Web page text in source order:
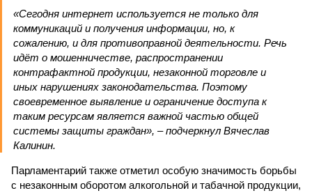
«Сегодня интернет используется не только для
коммуникаций и получения информации, но, к
сожалению, и для противоправной деятельности. Речь
идёт о мошенничестве, распространении
контрафактной продукции, незаконной торговле и
иных нарушениях законодательства. Поэтому
своевременное выявление и ограничение доступа к
таким ресурсам является важной частью общей
системы защиты граждан», – подчеркнул Вячеслав
Калинин.
Парламентарий также отметил особую значимость борьбы
с незаконным оборотом алкогольной и табачной продукции,